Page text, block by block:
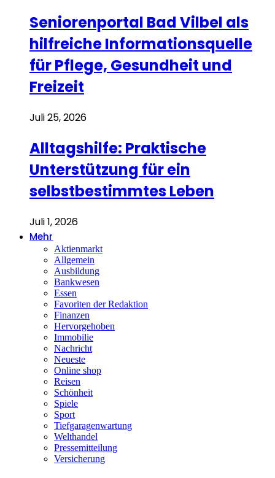
Seniorenportal Bad Vilbel als
hilfreiche Informationsquelle
für Pflege, Gesundheit und
Freizeit
Juli 25, 2026
Alltagshilfe: Praktische
Unterstützung für ein
selbstbestimmtes Leben
Juli 1, 2026
Mehr
Aktienmarkt
Allgemein
Ausbildung
Bankwesen
Essen
Favoriten der Redaktion
Finanzen
Hervorgehoben
Immobilie
Nachricht
Neueste
Online shop
Reisen
Schönheit
Spiele
Sport
Tiefgaragenwartung
Welthandel
Pressemitteilung
Versicherung